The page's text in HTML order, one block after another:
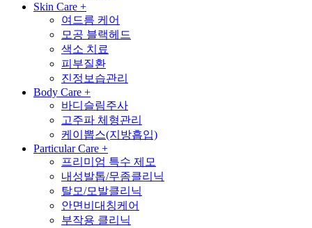
Skin Care +
여드름 케어
모공 블랙헤드
색소 치료
피부질환
진정보습관리
Body Care +
바디슬림주사
고주파 체형관리
케이뽑스(지방흡입)
Particular Care +
프리미엄 특수 제모
내성발톱/무좀클리닉
탈모/모발클리닉
안면비대칭케어
부작용 클리닉